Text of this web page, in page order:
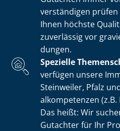
ver­stän­di­gen
Ihnen höchste
zuverlässig vor
dun­gen.
Spezielle
verfügen unsere
Steinweiler, Pfalz
al­kom­pe­ten­zen
Das heißt: Wir
Gutachter für Ihr